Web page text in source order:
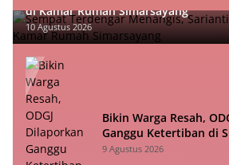
di Kamar Rumah Simarsayang
10 Agustus 2026
Bikin Warga Resah,
Ganggu Ketertiban di
9 Agustus 2026